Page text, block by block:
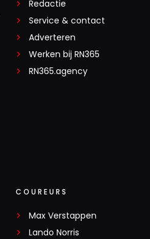
Redactie
Service & contact
Adverteren
Werken bij RN365
RN365.agency
COUREURS
Max Verstappen
Lando Norris